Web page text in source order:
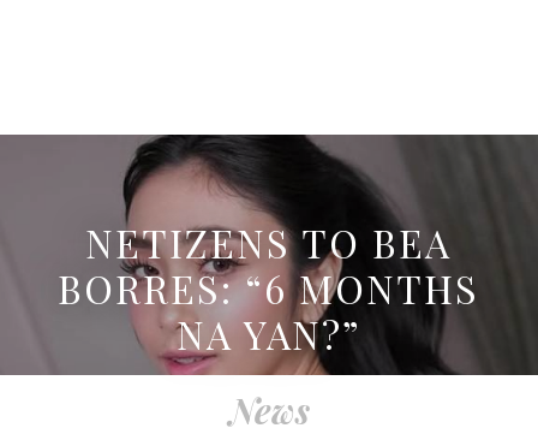
NETIZENS TO BEA
BORRES: “6 MONTHS
NA YAN?”
News